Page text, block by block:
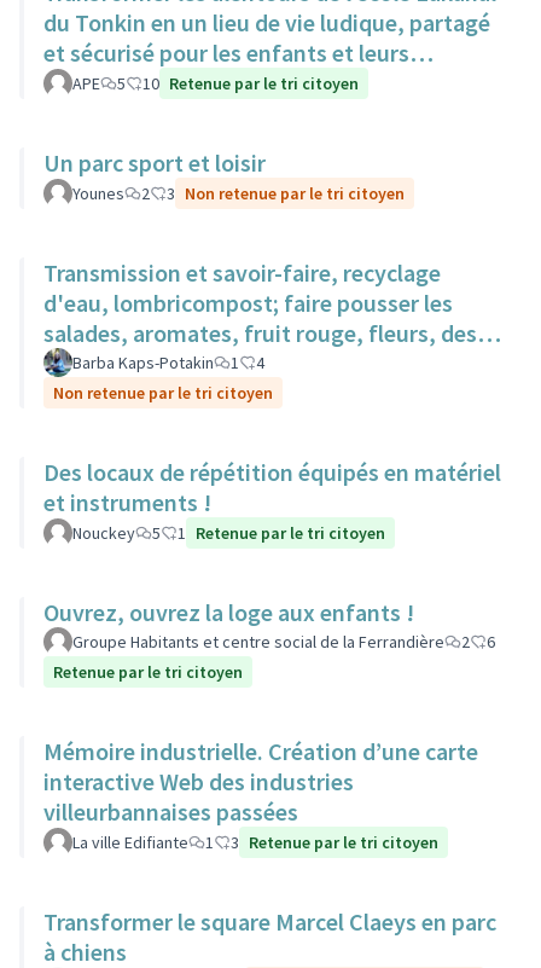
du Tonkin en un lieu de vie ludique, partagé
et sécurisé pour les enfants et leurs
familles.
APE 5 10 Retenue par le tri citoyen
Un parc sport et loisir
Younes 2 3 Non retenue par le tri citoyen
Transmission et savoir-faire, recyclage
d'eau, lombricompost; faire pousser les
salades, aromates, fruit rouge, fleurs, des
surfaces sur des toits.
Barba Kaps-Potakin 1
4
Non retenue par le tri citoyen
Des locaux de répétition équipés en matériel
et instruments !
Nouckey 5 1 Retenue par le tri citoyen
Ouvrez, ouvrez la loge aux enfants !
Groupe Habitants et centre social de la Ferrandière 2
6
Retenue par le tri citoyen
Mémoire industrielle. Création d’une carte
interactive Web des industries
villeurbannaises passées
La ville Edifiante 1 3 Retenue par le tri citoyen
Transformer le square Marcel Claeys en parc
à chiens